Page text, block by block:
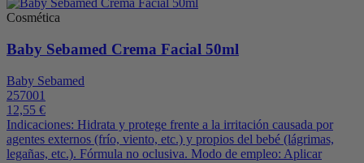
Cosmética
Baby Sebamed Crema Facial 50ml
Baby Sebamed
257001
12,55 €
Indicaciones: Hidrata y protege frente a la irritación causada por
agentes externos (frío, viento, etc.) y propios del bebé (lágrimas,
legañas, etc.). Fórmula no oclusiva. Modo de empleo: Aplicar